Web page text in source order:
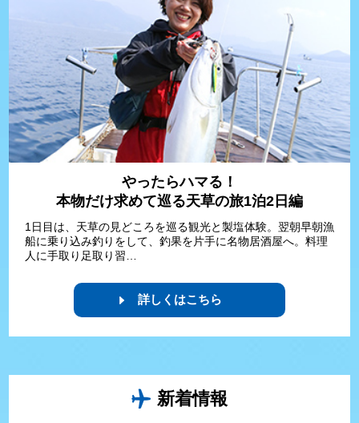
やったらハマる！
本物だけ求めて巡る天草の旅1泊2日編
1日目は、天草の見どころを巡る観光と製塩体験。翌朝早朝漁
船に乗り込み釣りをして、釣果を片手に名物居酒屋へ。料理
人に手取り足取り習…
詳しくはこちら
新着情報